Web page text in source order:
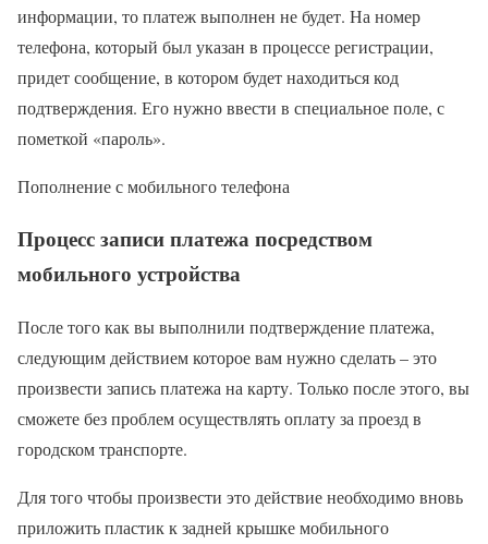
информации, то платеж выполнен не будет. На номер
телефона, который был указан в процессе регистрации,
придет сообщение, в котором будет находиться код
подтверждения. Его нужно ввести в специальное поле, с
пометкой «пароль».
Пополнение с мобильного телефона
Процесс записи платежа посредством
мобильного устройства
После того как вы выполнили подтверждение платежа,
следующим действием которое вам нужно сделать – это
произвести запись платежа на карту. Только после этого, вы
сможете без проблем осуществлять оплату за проезд в
городском транспорте.
Для того чтобы произвести это действие необходимо вновь
приложить пластик к задней крышке мобильного